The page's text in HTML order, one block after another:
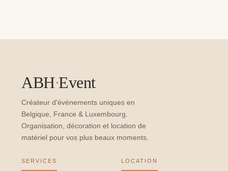
ABH·Event
Créateur d'événements uniques en
Belgique, France & Luxembourg.
Organisation, décoration et location de
matériel pour vos plus beaux moments.
SERVICES LOCATION